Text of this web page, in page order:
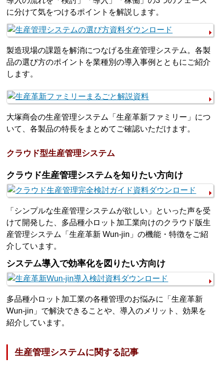
に分けて気をつけるポイントを解説します。
製造現場の課題を解消につなげる生産管理システム。各製
品の選び方のポイントを業種別の導入事例とともにご紹介
します。
大塚商会の生産管理システム「生産革新ファミリー」につ
いて、各製品の特長をまとめてご確認いただけます。
クラウド型生産管理システム
クラウド生産管理システムを知りたい方向け
「シンプルな生産管理システムが欲しい」といった声を受
けて開発した、多品種小ロット加工業向けのクラウド版生
産管理システム「生産革新 Wun-jin」の機能・特徴をご紹
介しています。
システム導入で効率化を図りたい方向け
多品種小ロット加工業の各種管理のお悩みに「生産革新
Wun-jin」で解決できることや、導入のメリット、効果を
紹介しています。
生産管理システムに関する記事